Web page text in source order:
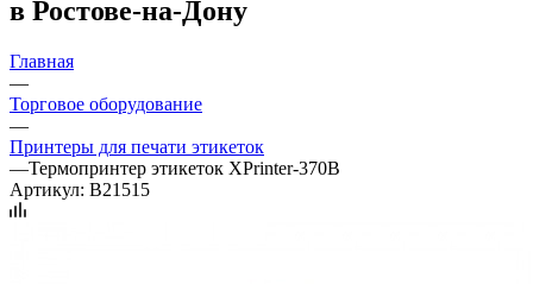
в Ростове-на-Дону
Главная
—
Торговое оборудование
—
Принтеры для печати этикеток
—Термопринтер этикеток XPrinter-370B
Артикул: B21515